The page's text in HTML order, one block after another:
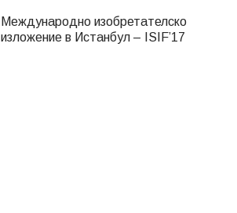
Международно изобретателско
изложение в Истанбул – ISIF’17